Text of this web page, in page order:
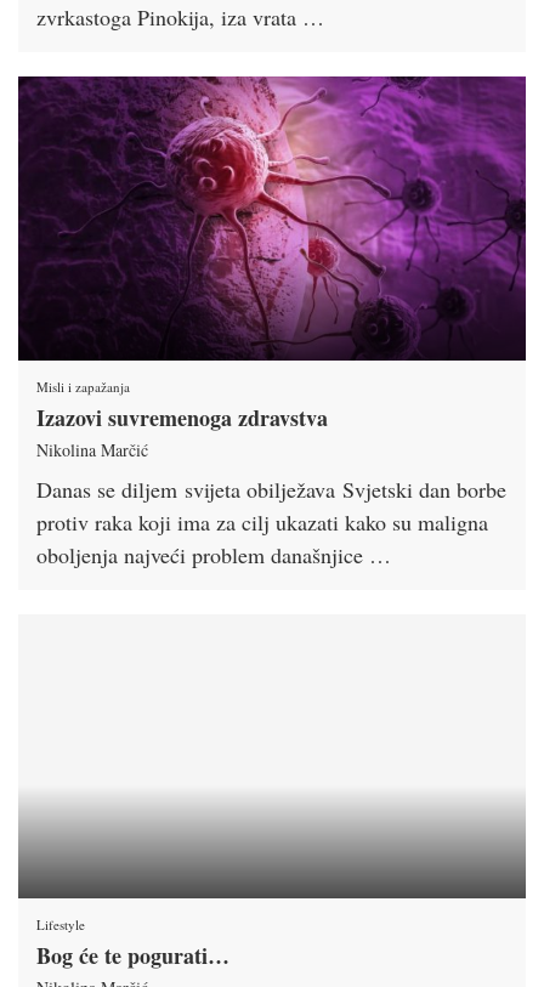
zvrkastoga Pinokija, iza vrata …
Misli i zapažanja
Izazovi suvremenoga zdravstva
Nikolina Marčić
Danas se diljem svijeta obilježava Svjetski dan borbe
protiv raka koji ima za cilj ukazati kako su maligna
oboljenja najveći problem današnjice …
Lifestyle
Bog će te pogurati…